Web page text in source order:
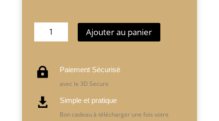
quantité
Summer
Ajouter au panier

Paiement Sécurisé
avec le 3D Secure

Simple et pratique
Bon cadeau à télécharger une fois votre